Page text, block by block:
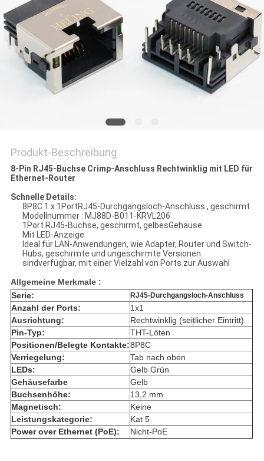
Produkt-Beschreibung
8-Pin RJ45-Buchse Crimp-Anschluss Rechtwinklig mit LED für
Ethernet-Router
Schnelle Details:
8P8C 1 x 1PortRJ45-Durchgangsloch-Anschluss , geschirmt
Modellnummer : MJ88D-B011-KRVL206
1Port RJ45-Buchse, geschirmt, gelbesGehäuse
Mit LED-Anzeige
Ideal für LAN-Anwendungen, wie Adapter, Router und Switch-
Hubs, geschirmte und ungeschirmte Versionen
sindverfügbar, mit einer Vielzahl von Ports zur Auswahl
Allgemeine Merkmale :
Serie:
RJ45-Durchgangsloch-Anschluss
Anzahl der Ports:
1x1
Ausrichtung:
Rechtwinklig (seitlicher Eintritt)
Pin-Typ:
THT-Löten
Positionen/Belegte Kontakte:8P8C
Verriegelung:
Tab nach oben
LEDs:
Gelb Grün
Gehäusefarbe
Gelb
Buchsenhöhe:
13,2 mm
Magnetisch:
Keine
Leistungskategorie:
Kat 5
Power over Ethernet (PoE):
Nicht-PoE